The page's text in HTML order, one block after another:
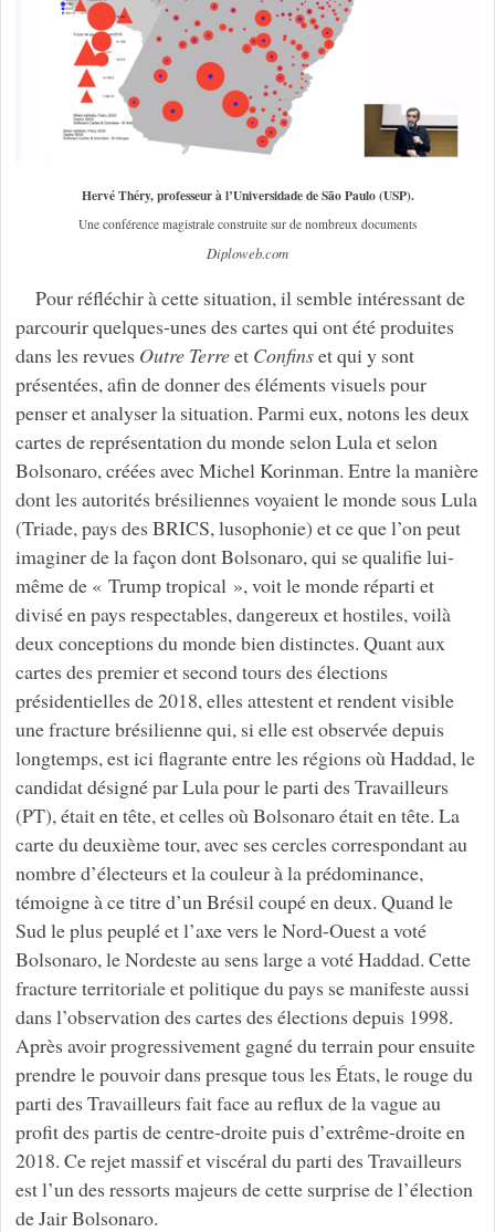
Hervé Théry, professeur à l’Universidade de São Paulo (USP).
Une conférence magistrale construite sur de nombreux documents
Diploweb.com
Pour réfléchir à cette situation, il semble intéressant de
parcourir quelques-unes des cartes qui ont été produites
dans les revues Outre Terreet Confinset qui y sont
présentées, afin de donner des éléments visuels pour
penser et analyser la situation. Parmi eux, notons les deux
cartes de représentation du monde selon Lula et selon
Bolsonaro, créées avec Michel Korinman. Entre la manière
dont les autorités brésiliennes voyaient le monde sous Lula
(Triade, pays des BRICS, lusophonie) et ce que l’on peut
imaginer de la façon dont Bolsonaro, qui se qualifie lui-
même de « Trump tropical », voit le monde réparti et
divisé en pays respectables, dangereux et hostiles, voilà
deux conceptions du monde bien distinctes. Quant aux
cartes des premier et second tours des élections
présidentielles de 2018, elles attestent et rendent visible
une fracture brésilienne qui, si elle est observée depuis
longtemps, est ici flagrante entre les régions où Haddad, le
candidat désigné par Lula pour le parti des Travailleurs
(PT), était en tête, et celles où Bolsonaro était en tête. La
carte du deuxième tour, avec ses cercles correspondant au
nombre d’électeurs et la couleur à la prédominance,
témoigne à ce titre d’un Brésil coupé en deux. Quand le
Sud le plus peuplé et l’axe vers le Nord-Ouest a voté
Bolsonaro, le Nordeste au sens large a voté Haddad. Cette
fracture territoriale et politique du pays se manifeste aussi
dans l’observation des cartes des élections depuis 1998.
Après avoir progressivement gagné du terrain pour ensuite
prendre le pouvoir dans presque tous les États, le rouge du
parti des Travailleurs fait face au reflux de la vague au
profit des partis de centre-droite puis d’extrême-droite en
2018. Ce rejet massif et viscéral du parti des Travailleurs
est l’un des ressorts majeurs de cette surprise de l’élection
de Jair Bolsonaro.